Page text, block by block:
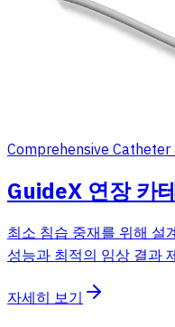
Comprehensive Catheter
GuideX 연장 카
최소 침습 중재를 위해 설
성능과 최적의 임상 결과
자세히 보기